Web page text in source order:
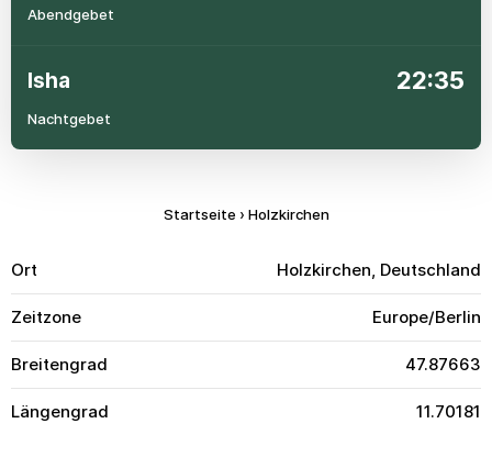
Abendgebet
Isha 22:35
Nachtgebet
Startseite › Holzkirchen
Ort Holzkirchen, Deutschland
Zeitzone Europe/Berlin
Breitengrad 47.87663
Längengrad 11.70181